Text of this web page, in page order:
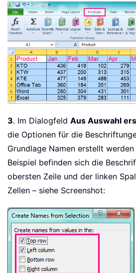
3. Im Dialogfeld Aus Auswahl
die Optionen für die
Grundlage Namen erstellt
Beispiel befinden sich die
obersten Zeile und der linken
Zellen – siehe Screenshot: